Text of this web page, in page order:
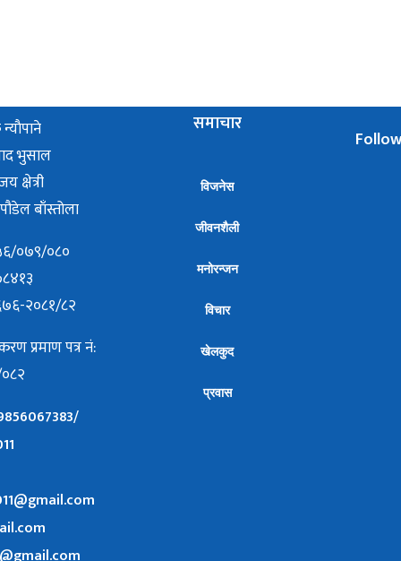
भुसाल
क्षेत्री
बाँस्तोला
०७९/०८०
२०८१/८२
प्रमाण पत्र नं:
समाचार
विजनेस
जीवनशैली
मनोरन्जन
विचार
खेलकुद
प्रवास